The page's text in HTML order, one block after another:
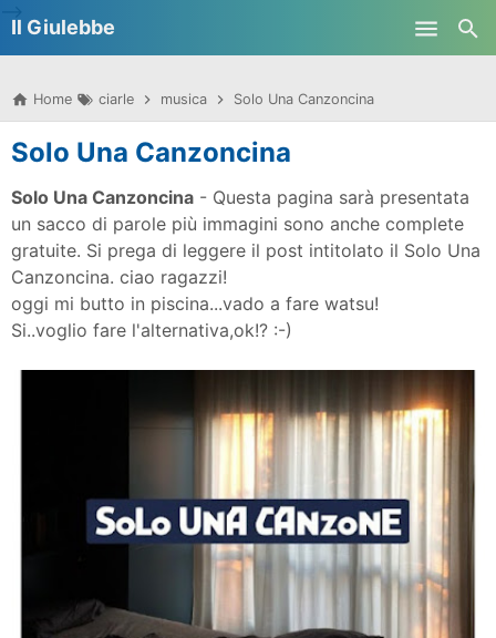
Il Giulebbe
Home ciarle musica Solo Una Canzoncina
Solo Una Canzoncina
Solo Una Canzoncina - Questa pagina sarà presentata
un sacco di parole più immagini sono anche complete
gratuite. Si prega di leggere il post intitolato il Solo Una
Canzoncina. ciao ragazzi!
oggi mi butto in piscina...vado a fare watsu!
Si..voglio fare l'alternativa,ok!? :-)